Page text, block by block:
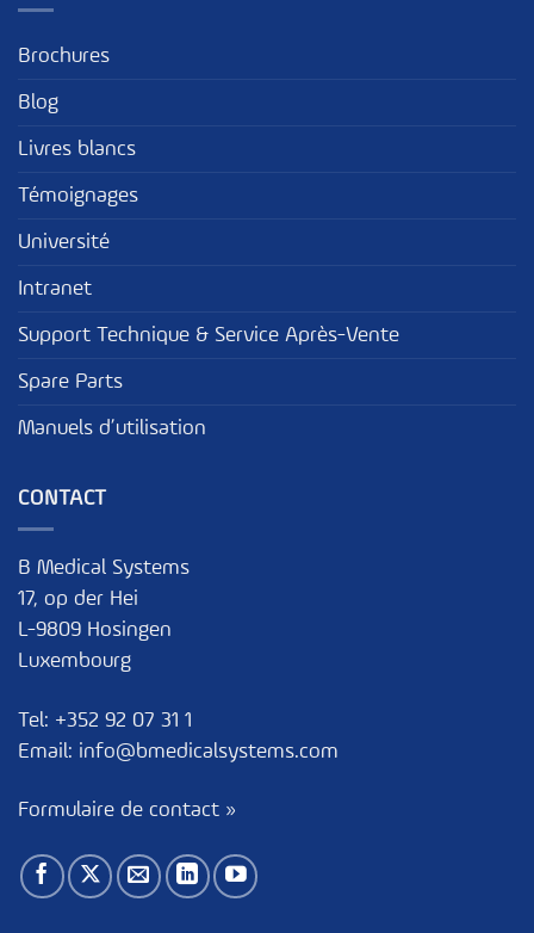
Brochures
Blog
Livres blancs
Témoignages
Université
Intranet
Support Technique & Service Après-Vente
Spare Parts
Manuels d’utilisation
CONTACT
B Medical Systems
17, op der Hei
L-9809 Hosingen
Luxembourg
Tel: +352 92 07 31 1
Email: info@bmedicalsystems.com
Formulaire de contact »